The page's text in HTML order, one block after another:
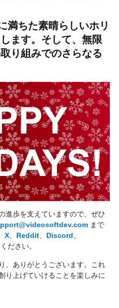
満ちた素晴らしいホリ
ます。そして、無限
り組みでのさらなる
進歩を支えていますので、ぜひ
まで
X、 Reddit、 Discord、
ださい。
、ありがとうございます。これ
り上げていけることを楽しみに